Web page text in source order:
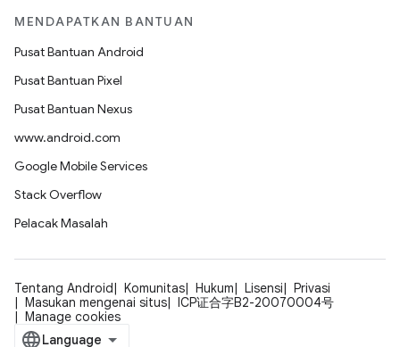
MENDAPATKAN BANTUAN
Pusat Bantuan Android
Pusat Bantuan Pixel
Pusat Bantuan Nexus
www.android.com
Google Mobile Services
Stack Overflow
Pelacak Masalah
Tentang Android Komunitas Hukum Lisensi
Privasi
Masukan mengenai situs
ICP证合字B2-20070004号
Manage cookies